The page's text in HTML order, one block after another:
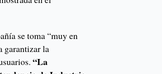
se toma “muy en
garantizar la
“La